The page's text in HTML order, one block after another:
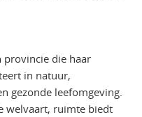
provincie die haar
in natuur,
gezonde leefomgeving.
welvaart, ruimte biedt